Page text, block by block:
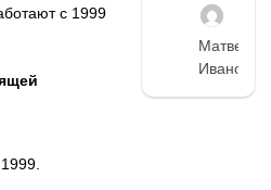
с 1999
1999.
Матвей
Иванов